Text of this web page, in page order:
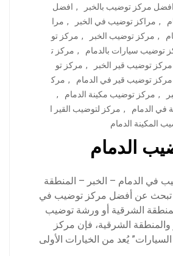
افضل مركز توضيب بالخبر , افضل
, مراكز توضيب في الخبر , مرا
, مركز توضيب الخبر , مركز تو
توضيب سيارات بالدمام , مركز ت
مركز توضيب قير الخبر , مركز تو
مركز توضيب قير في الدمام , مرك
, مركز توضيب مكينة الدمام
,
في الدمام
, مركز لتوضيب القير ا
المكينة الدمام
الدمام
في الدمام – الخبر – المنطقة
تبحث عن أفضل مركز توضيب في
الشرقية أو ورشة توضيب
الشرقية، فإن مركز
يُعد من الخيارات الأولى